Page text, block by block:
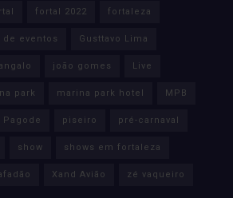
fortal 2022 fortaleza
de eventos Gusttavo Lima
joão gomes Live
park marina park hotel MPB
Pagode piseiro pré-carnaval
show shows em fortaleza
Xand Avião zé vaqueiro